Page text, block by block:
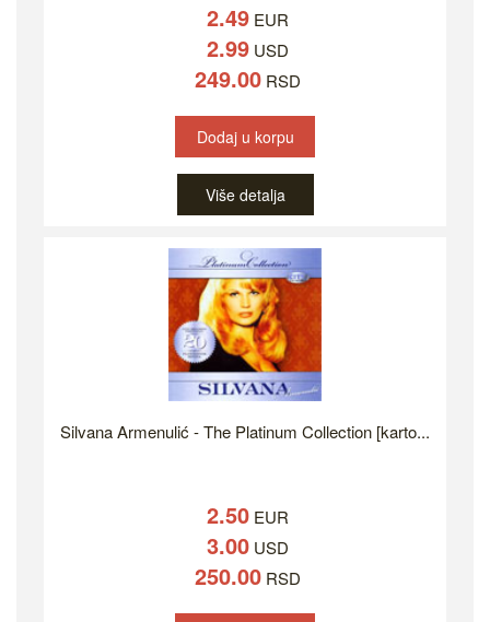
2.49 EUR
2.99 USD
249.00 RSD
Dodaj u korpu
Više detalja
Silvana Armenulić - The Platinum Collection [karto...
2.50 EUR
3.00 USD
250.00 RSD